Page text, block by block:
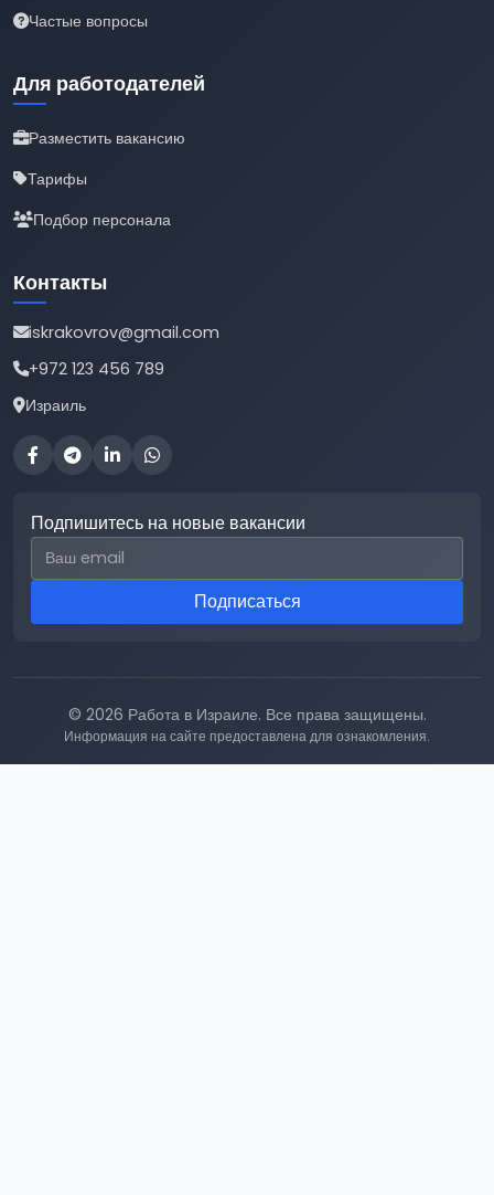
Частые вопросы
Для работодателей
Разместить вакансию
Тарифы
Подбор персонала
Контакты
iskrakovrov@gmail.com
+972 123 456 789
Израиль
Подпишитесь на новые вакансии
Email для подписки
Подписаться
© 2026 Работа в Израиле. Все права защищены.
Информация на сайте предоставлена для ознакомления.